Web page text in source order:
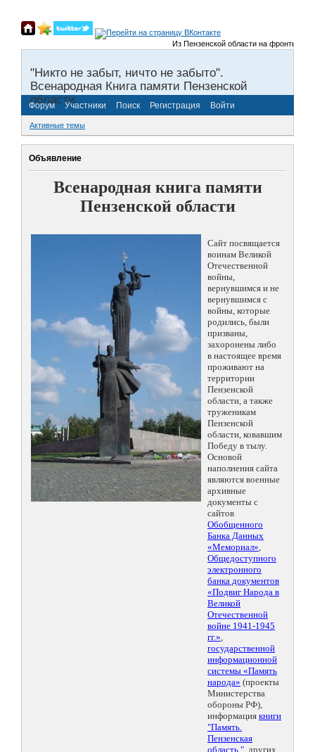
Из Пензенской области на фронты
"Никто не забыт, ничто не забыто".
Всенародная Книга памяти Пензенской
области.
Форум Участники Поиск Регистрация Войти
Активные темы
Объявление
Всенародная книга памяти
Пензенской области
Сайт посвящается
воинам Великой
Отечественной
войны,
вернувшимся и не
вернувшимся с
войны, которые
родились, были
призваны,
захоронены либо
в настоящее время
проживают на
территории
Пензенской
области, а также
труженикам
Пензенской
области, ковавшим
Победу в тылу.
Основой
наполнения сайта
являются военные
архивные
документы с
сайтов
Обобщенного
Банка Данных
«Мемориал»,
Общедоступного
электронного
банка документов
«Подвиг Народа в
Великой
Отечественной
войне 1941-1945
гг.»,
государственной
информационной
системы «Память
народа» (проекты
Министерства
обороны РФ),
информация книги
"Память.
Пензенская
область.", других